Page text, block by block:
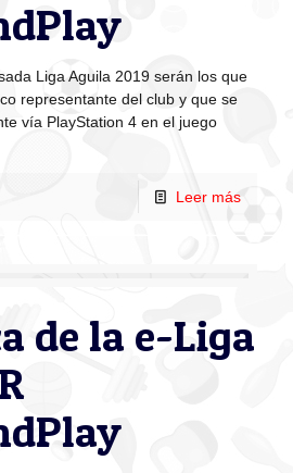
Liga Aguila 2019 serán los que
representante del club y que se
vía PlayStation 4 en el juego
Leer más
de la e-Liga